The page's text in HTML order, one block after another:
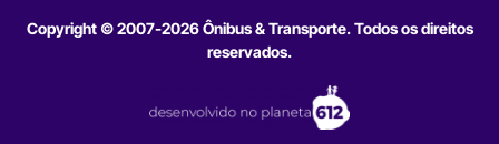
Copyright © 2007-2026 Ônibus & Transporte. Todos os direitos
reservados.